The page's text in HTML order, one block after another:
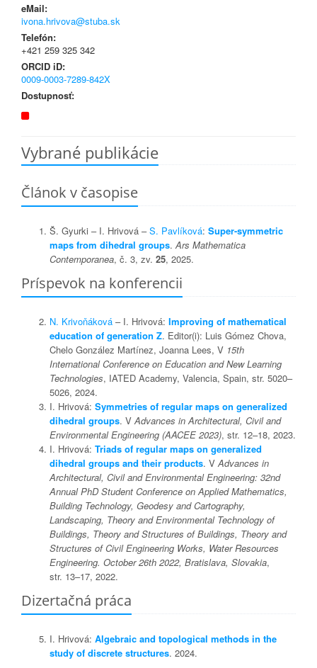
eMail:
ivona.hrivova@stuba.sk
Telefón:
+421 259 325 342
ORCID iD:
0009-0003-7289-842X
Dostupnosť:
Vybrané publikácie
Článok v časopise
Š. Gyurki – I. Hrivová –S. Pavlíková: Super-symmetric
maps from dihedral groups. Ars Mathematica
Contemporanea, č. 3, zv. 25, 2025.
Príspevok na konferencii
N. Krivoňáková – I. Hrivová: Improving of mathematical
education of generation Z. Editor(i): Luis Gómez Chova,
Chelo González Martínez, Joanna Lees, V 15th
International Conference on Education and New Learning
Technologies, IATED Academy, Valencia, Spain, str. 5020–
5026, 2024.
I. Hrivová: Symmetries of regular maps on generalized
dihedral groups. V Advances in Architectural, Civil and
Environmental Engineering (AACEE 2023), str. 12–18, 2023.
I. Hrivová: Triads of regular maps on generalized
dihedral groups and their products. V Advances in
Architectural, Civil and Environmental Engineering: 32nd
Annual PhD Student Conference on Applied Mathematics,
Building Technology, Geodesy and Cartography,
Landscaping, Theory and Environmental Technology of
Buildings, Theory and Structures of Buildings, Theory and
Structures of Civil Engineering Works, Water Resources
Engineering. October 26th 2022, Bratislava, Slovakia,
str. 13–17, 2022.
Dizertačná práca
I. Hrivová: Algebraic and topological methods in the
study of discrete structures. 2024.